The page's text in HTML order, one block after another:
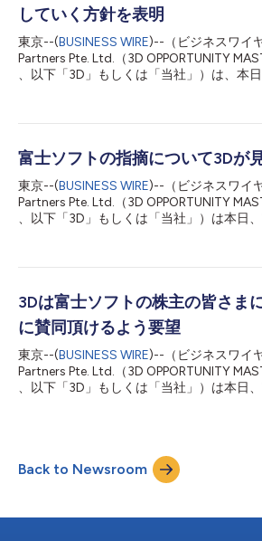
していく方針を表明
東京--(BUSINESS WIRE)--（ビジネスワイ
Partners Pte. Ltd.（3D OPPORTUNITY
、以下「3D」もしくは「当社」）は、本
富士ソフトの持続的な成長と中長期的な
た。 当社は、本株主総会において、2名の
長谷川寛家氏については36.17%、鳥居敬
という結果でした。 当社としては、2名の
による取締役会の監督機能の強化と現経
の株主の皆さまに経営方針の意向を示す
富士ソフトの指摘について3Dが
東京--(BUSINESS WIRE)--（ビジネスワイ
Partners Pte. Ltd.（3D OPPORTUNITY
、以下「3D」もしくは「当社」）は本日
「本件開示」）を受けて、下記の通り公
関して、「2021年6月には、創業家の保有
併せて3D様の資金で全ての株式を取得す
を行い、保有不動産を私募REITに移転する
もたらした後に再上場をするスキームの提
本提案につきましては、必ずしも3D様以
とならないこと、保有不動産は当社のコア
の利益に転嫁することは望んでいないこと
3Dは富士ソフトの株主の皆さま
に賛同頂けるよう要望
東京--(BUSINESS WIRE)--（ビジネスワイ
Partners Pte. Ltd.（3D OPPORTUNITY
、以下「3D」もしくは「当社」）は本日
議案にご賛同頂けるよう、公開書簡を発表
にご賛成頂くことは、大手議決権行使助言
Lewis & Co.（以下「グラスルイス」）と
になります。 グラスルイスは、発行した
Back to Newsroom